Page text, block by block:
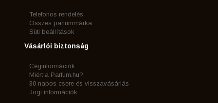
Telefonos rendelés
Összes parfummárka
Süti beállítások
Vásárlói biztonság
Céginformációk
Miért a Parfum.hu?
30 napos csere és visszavásárlás
Jogi információk